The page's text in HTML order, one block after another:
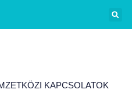
KAPCSOLATOK